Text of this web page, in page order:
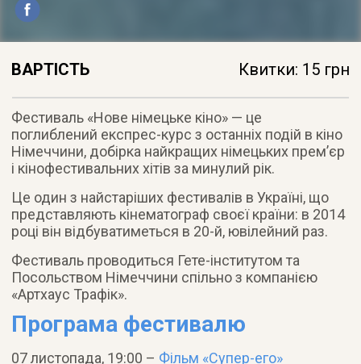
ВАРТІСТЬ Квитки: 15 грн
Фестиваль «Нове німецьке кіно» — це
поглиблений експрес-курс з останніх подій в кіно
Німеччини, добірка найкращих німецьких прем’єр
і кінофестивальних хітів за минулий рік.
Це один з найстаріших фестивалів в Україні, що
представляють кінематограф своєї країни: в 2014
році він відбуватиметься в 20-й, ювілейний раз.
Фестиваль проводиться Гете-інститутом та
Посольством Німеччини спільно з компанією
«Артхаус Трафік».
Програма фестивалю
07 листопада, 19:00 – Фільм «Супер-его»